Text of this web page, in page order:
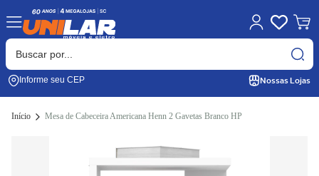
Informe seu CEP Nossas Lojas
Início Mesa de Cabeceira Americana Henn 2 Gavetas Branco HP